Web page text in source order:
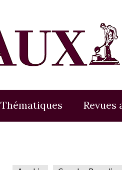
Thématiques Revues